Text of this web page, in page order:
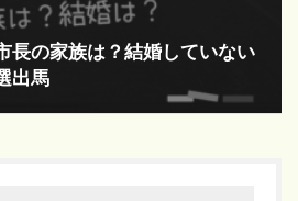
長の家族は？結婚していない
出馬